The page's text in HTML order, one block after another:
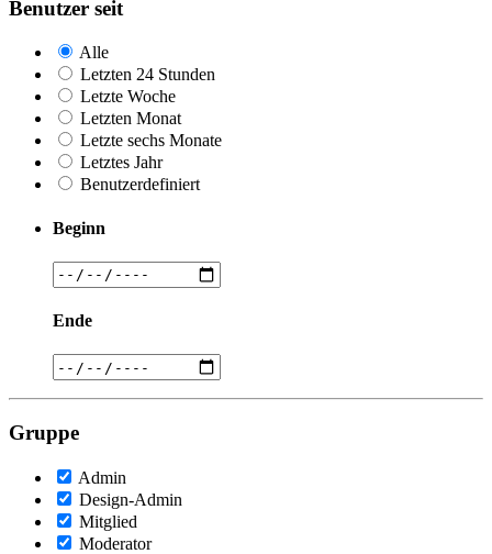
Benutzer seit
Alle
Letzten 24 Stunden
Letzte Woche
Letzten Monat
Letzte sechs Monate
Letztes Jahr
Benutzerdefiniert
Beginn
Ende
Gruppe
Admin
Design-Admin
Mitglied
Moderator